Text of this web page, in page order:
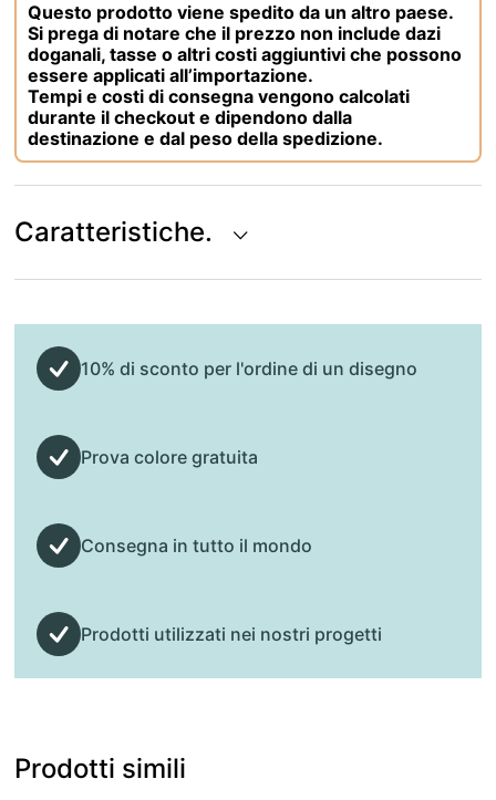
Questo prodotto viene spedito da un altro paese.
Si prega di notare che il prezzo non include dazi
doganali, tasse o altri costi aggiuntivi che possono
essere applicati all’importazione.
Tempi e costi di consegna vengono calcolati
durante il checkout e dipendono dalla
destinazione e dal peso della spedizione.
Caratteristiche.
10% di sconto per l'ordine di un disegno
Prova colore gratuita
Consegna in tutto il mondo
Prodotti utilizzati nei nostri progetti
Prodotti simili